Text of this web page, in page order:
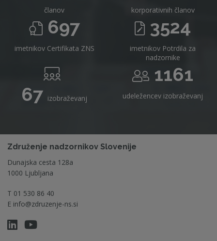
članov korporativnih članov
697
imetnikov Certifikata ZNS
3524
imetnikov Potrdila za
nadzornike
67 izobraževanj
1161
udeležencev izobraževanj
Združenje nadzornikov Slovenije
Dunajska cesta 128a
1000 Ljubljana
T 01 530 86 40
E info@zdruzenje-ns.si